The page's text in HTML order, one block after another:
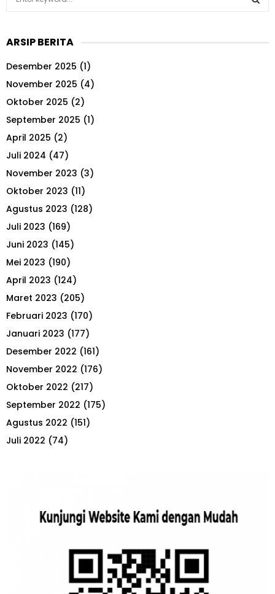
c
f
o
r
ARSIP BERITA
Desember 2025 (1)
November 2025 (4)
Oktober 2025 (2)
September 2025 (1)
April 2025 (2)
Juli 2024 (47)
November 2023 (3)
Oktober 2023 (11)
Agustus 2023 (128)
Juli 2023 (169)
Juni 2023 (145)
Mei 2023 (190)
April 2023 (124)
Maret 2023 (205)
Februari 2023 (170)
Januari 2023 (177)
Desember 2022 (161)
November 2022 (176)
Oktober 2022 (217)
September 2022 (175)
Agustus 2022 (151)
Juli 2022 (74)